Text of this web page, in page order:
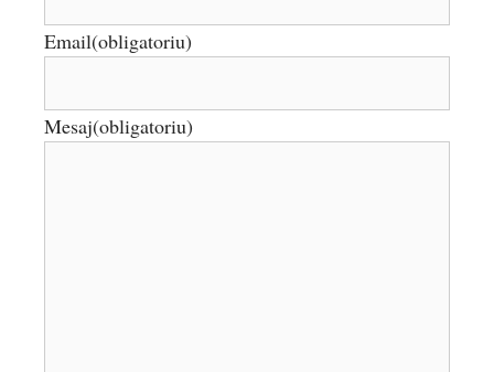
Email(obligatoriu)
Mesaj(obligatoriu)